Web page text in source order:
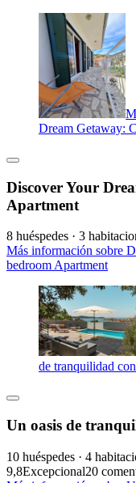
Dream Getaway:
Discover Your
Apartment
8 huéspedes · 3
Más información sobre
bedroom Apartment
de tranquilidad
Un oasis de
10 huéspedes · 4
9,8Excepcional20